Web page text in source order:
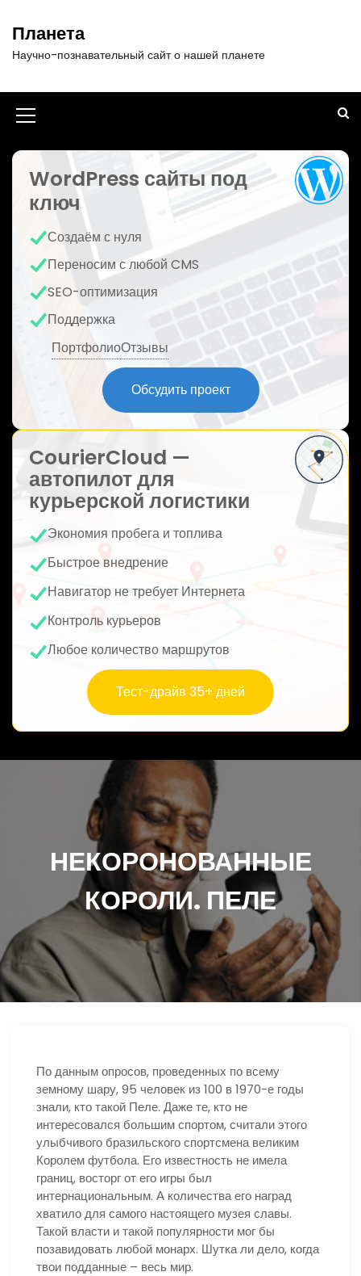
т
Планета
Научно-познавательный сайт о нашей планете
И
к
о
н
к
а
м
WordPress сайты под
ключ
Создаём с нуля
Переносим с любой CMS
SEO-оптимизация
Поддержка
ПортфолиоОтзывы
Обсудить проект
CourierCloud —
автопилот для
курьерской логистики
Экономия пробега и топлива
Быстрое внедрение
Навигатор не требует Интернета
Контроль курьеров
Любое количество маршрутов
Тест-драйв 35+ дней
НЕКОРОНОВАННЫЕ
КОРОЛИ. ПЕЛЕ
По данным опросов, проведенных по всему
земному шару, 95 человек из 100 в 1970-е годы
знали, кто такой Пеле. Даже те, кто не
интересовался большим спортом, считали этого
улыбчивого бразильского спортсмена великим
Королем футбола. Его известность не имела
границ, восторг от его игры был
интернациональным. А количества его наград
хватило для самого настоящего музея славы.
Такой власти и такой популярности мог бы
позавидовать любой монарх. Шутка ли дело, когда
твои подданные – весь мир.